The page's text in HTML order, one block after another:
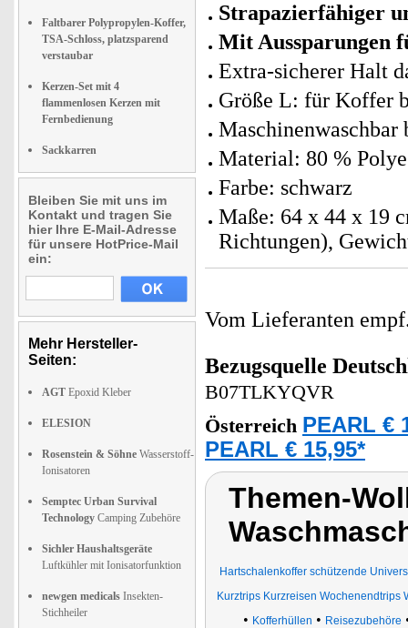
Faltbarer Polypropylen-Koffer,
TSA-Schloss, platzsparend
verstaubar
Kerzen-Set mit 4
flammenlosen Kerzen mit
Fernbedienung
Sackkarren
Bleiben Sie mit uns im
Kontakt und tragen Sie
hier Ihre E-Mail-Adresse
für unsere HotPrice-Mail
ein:
Mehr Hersteller-
Seiten:
AGT Epoxid Kleber
ELESION
Rosenstein & Söhne Wasserstoff-
Ionisatoren
Semptec Urban Survival
Technology Camping Zubehöre
Sichler Haushaltsgeräte
Luftkühler mit Ionisatorfunktion
newgen medicals Insekten-
Stichheiler
Strapazierfähiger
Mit Aussparungen
Extra-sicherer Halt
Größe L: für Koffer
Maschinenwaschbar
Material: 80 %
Farbe: schwarz
Maße: 64 x 44 x 19
Richtungen),
Vom Lieferanten
Bezugsquelle
B07TLKYQVR
Österreich PEARL €
PEARL € 15,95*
Themen-
Hartschalenkoffer schützende
Kurztrips Kurzreisen Wochenendtrips
• Kofferhüllen • Reisezubehöre